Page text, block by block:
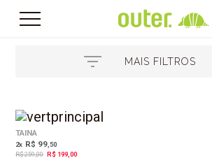
MAIS FILTROS
TAINA
2x R$ 99 ,50
R$ 259,00 R$ 199,00